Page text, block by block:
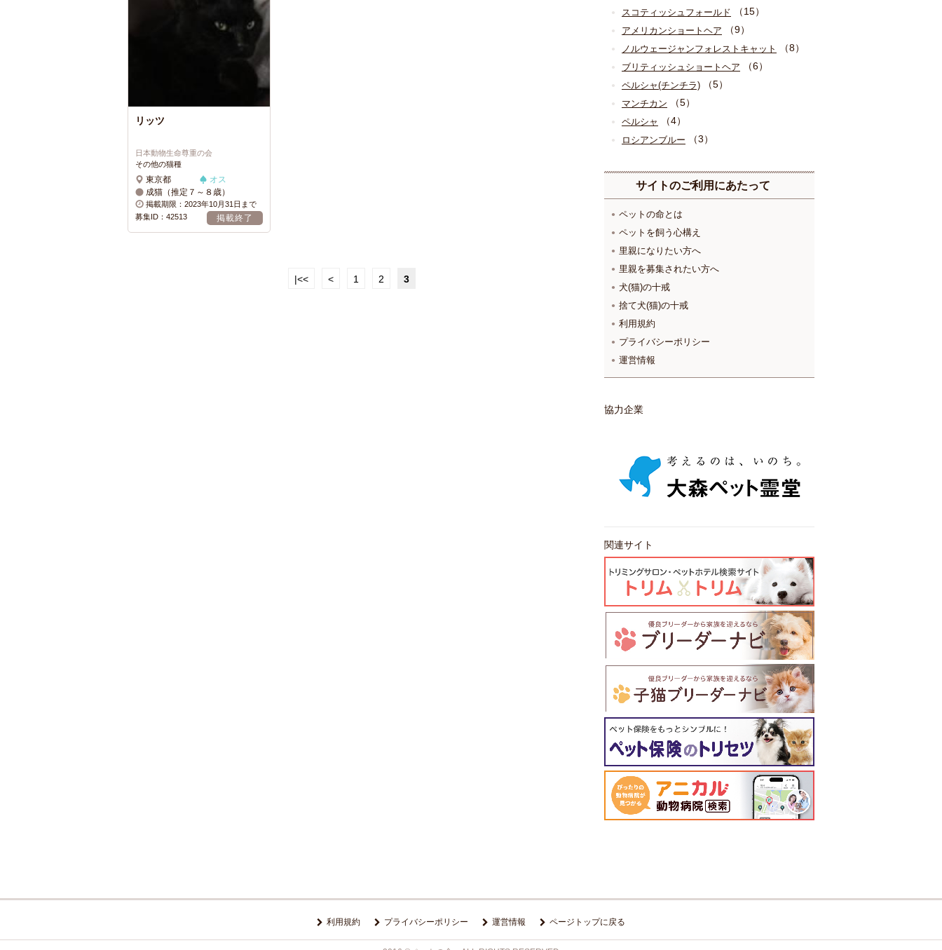
リッツ
日本動物生命尊重の会
その他の猫種
東京都
オス
成猫（推定７～８歳）
掲載期限：2023年10月31日まで
募集ID：42513
掲載終了
|<< < 1 2 3
スコティッシュフォールド （15）
アメリカンショートヘア （9）
ノルウェージャンフォレストキャット （8）
ブリティッシュショートヘア （6）
ペルシャ(チンチラ) （5）
マンチカン （5）
ペルシャ （4）
ロシアンブルー （3）
サイトのご利用にあたって
ペットの命とは
ペットを飼う心構え
里親になりたい方へ
里親を募集されたい方へ
犬(猫)の十戒
捨て犬(猫)の十戒
利用規約
プライバシーポリシー
運営情報
協力企業
関連サイト
利用規約 プライバシーポリシー 運営情報 ページトップに戻る